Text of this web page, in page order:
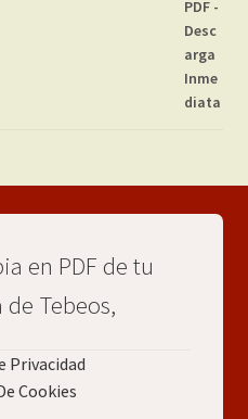
en PDF de tu
Tebeos,
Privacidad
Cookies